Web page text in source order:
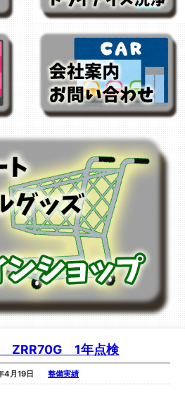
ZRR70G 1年点検
4月19日 整備実績